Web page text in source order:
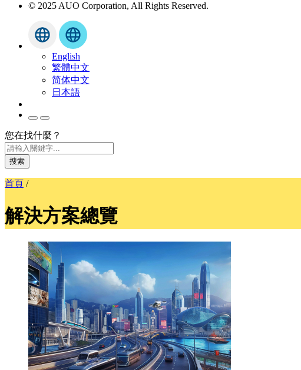
© 2025 AUO Corporation, All Rights Reserved.
English
繁體中文
简体中文
日本語
您在找什麼？
搜索
首頁 /
解決方案總覽